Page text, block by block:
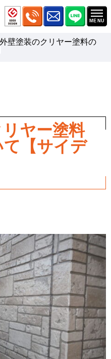
外壁塗装のクリヤー塗料の
ヤー塗料
【サイデ